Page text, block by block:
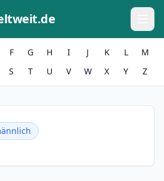
F G H I J K L
M
S T U V W X Y Z